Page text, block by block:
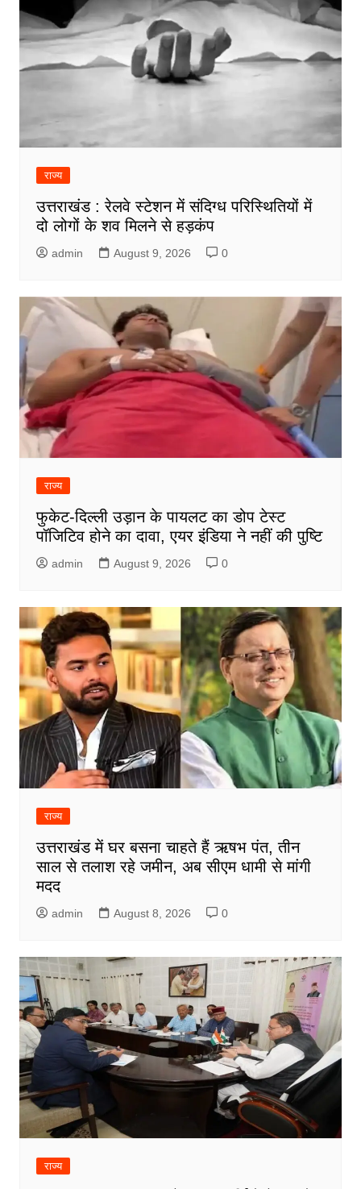
राज्य
उत्तराखंड : रेलवे स्टेशन में संदिग्ध परिस्थितियों में
दो लोगों के शव मिलने से हड़कंप
admin August 9, 2026 0
राज्य
फुकेट-दिल्ली उड़ान के पायलट का डोप टेस्ट
पॉजिटिव होने का दावा, एयर इंडिया ने नहीं की पुष्टि
admin August 9, 2026 0
राज्य
उत्तराखंड में घर बसना चाहते हैं ऋषभ पंत, तीन
साल से तलाश रहे जमीन, अब सीएम धामी से मांगी
मदद
admin August 8, 2026 0
राज्य